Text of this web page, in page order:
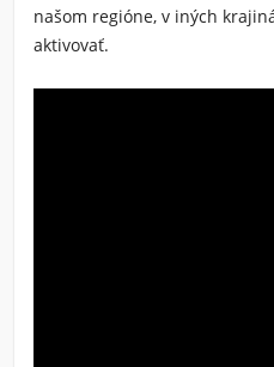
našom regióne, v iných
aktivovať.